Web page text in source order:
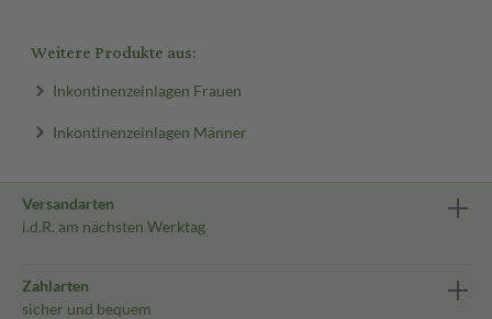
Weitere Produkte aus:
Inkontinenzeinlagen Frauen
Inkontinenzeinlagen Männer
Versandarten
i.d.R. am nächsten Werktag
Zahlarten
sicher und bequem